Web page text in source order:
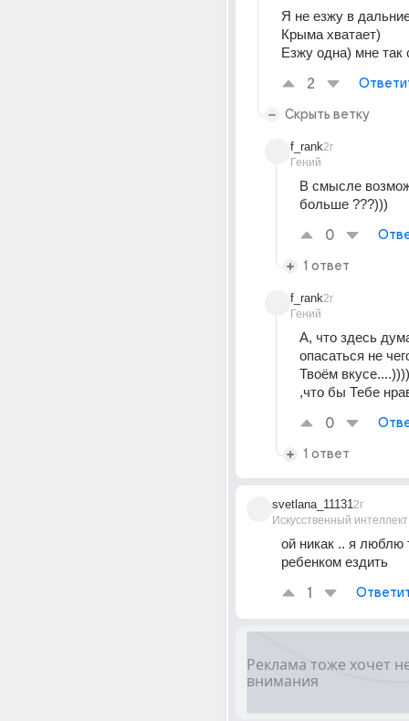
Я не езжу в
Крыма хватает)
Езжу одна) мне так
2
Скрыть ветку
f_rank
Гений
2г
В смысле
больше ???)))
0
1 ответ
f_rank
Гений
2г
А, что здесь
опасаться не
Твоём
,что бы Тебе
0
1 ответ
svetlana_11131
Искусственный интеллект
2г
ой никак .. я люблю
ребенком ездить
1